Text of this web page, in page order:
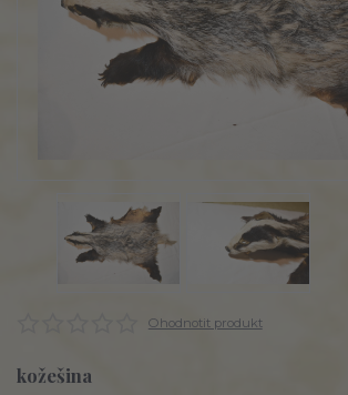
Ohodnotit produkt
kožešina